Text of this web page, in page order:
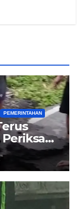
PEMERINTAHAN
Senilai